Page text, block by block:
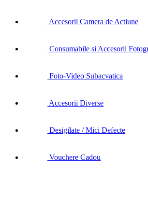
Accesorii Camera de Actiune
Consumabile si Accesorii
Foto-Video Subacvatica
Accesorii Diverse
Desigilate / Mici Defecte
Vouchere Cadou